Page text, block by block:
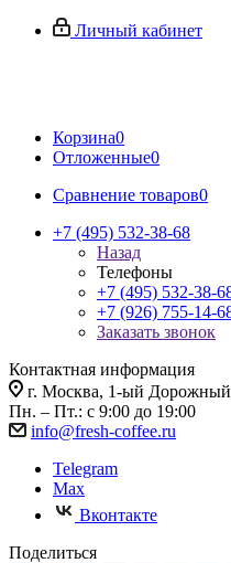
Личный кабинет
Корзина0
Отложенные0
Сравнение товаров0
+7 (495) 532-38-68
Назад
Телефоны
+7 (495) 532-38-
+7 (926) 755-14-
Заказать звонок
Контактная информация
г. Москва, 1-ый Дорожный
Пн. – Пт.: с 9:00 до 19:00
info@fresh-coffee.ru
Telegram
Max
Вконтакте
Поделиться